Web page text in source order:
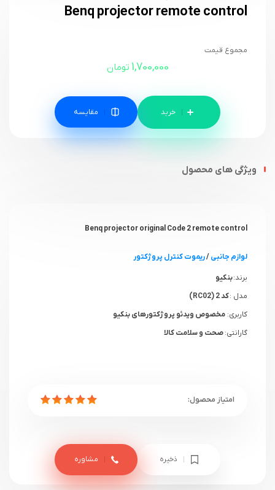
Benq projector remote control
مجموع قیمت
1,700,000 تومان
مقایسه
ویژگی های محصول
Benq projector original Code 2 remote control
لوازم جانبی/ریموت کنترل پروژکتور
برند:بنکیو
مدل :کد 2 (RC02)
کاربری: مخصوص ویدئو پروژکتورهای بنکیو
گارانتی:صحت و سلامت کالا
ذخیره مشاوره